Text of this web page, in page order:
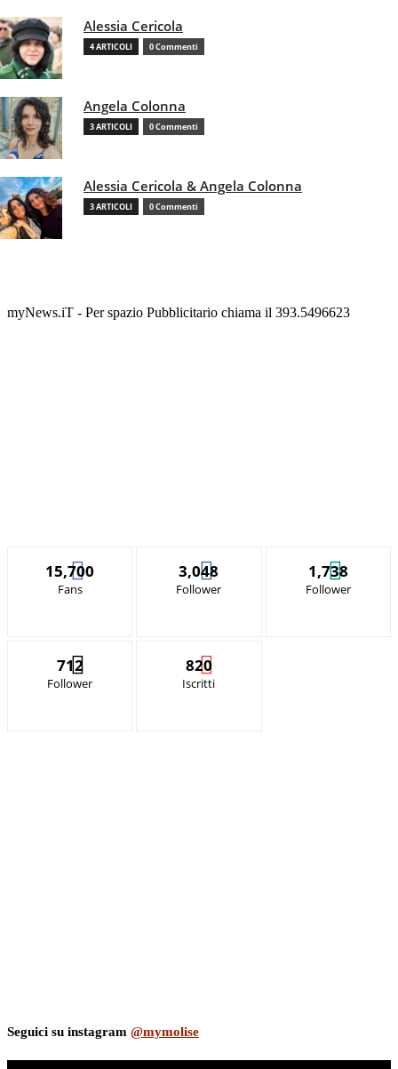
Alessia Cericola
4 ARTICOLI 0 Commenti
Angela Colonna
3 ARTICOLI 0 Commenti
Alessia Cericola & Angela Colonna
3 ARTICOLI 0 Commenti
myNews.iT - Per spazio Pubblicitario chiama il 393.5496623
15,700
Fans
3,048
Follower
1,738
Follower
712
Follower
820
Iscritti
Seguici su instagram @mymolise